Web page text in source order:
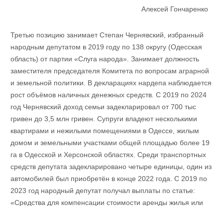
Алексей Гончаренко
Третью позицию занимает Степан Чернявский, избранный
народным депутатом в 2019 году по 138 округу (Одесская
область) от партии «Слуга народа». Занимает должность
заместителя председателя Комитета по вопросам аграрной
и земельной политики. В декларациях нардепа наблюдается
рост объёмов наличных денежных средств. С 2019 по 2024
год Чернявский доход семьи задекларировал от 700 тыс
гривен до 3,5 млн гривен. Супруги владеют несколькими
квартирами и нежилыми помещениями в Одессе, жилым
домом и земельными участками общей площадью более 19
га в Одесской и Херсонской областях. Среди транспортных
средств депутата задекларировано четыре единицы, один из
автомобилей был приобретён в конце 2022 года. С 2019 по
2023 год народный депутат получал выплаты по статье:
«Средства для компенсации стоимости аренды жилья или